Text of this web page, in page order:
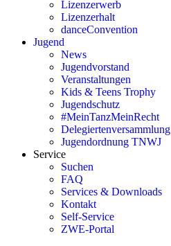
Lizenzerwerb
Lizenzerhalt
danceConvention
Jugend
News
Jugendvorstand
Veranstaltungen
Kids & Teens Trophy
Jugendschutz
#MeinTanzMeinRecht
Delegiertenversammlung
Jugendordnung TNWJ
Service
Suchen
FAQ
Services & Downloads
Kontakt
Self-Service
ZWE-Portal